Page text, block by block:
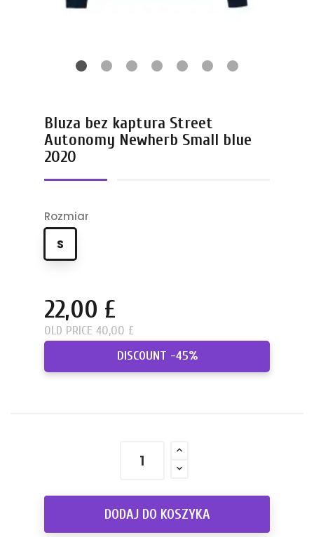
Bluza bez kaptura Street
Autonomy Newherb Small blue
2020
Rozmiar
S
22,00 £
OLD PRICE 40,00 £
DISCOUNT -45%
DODAJ DO KOSZYKA